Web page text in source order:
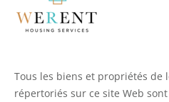
Tous les biens et propriétés de
répertoriés sur ce site Web